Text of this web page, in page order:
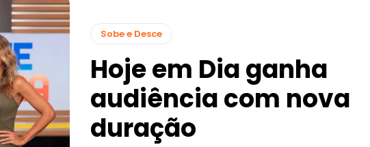
Sobe e Desce
Hoje em Dia ganha
audiência com nova
duração